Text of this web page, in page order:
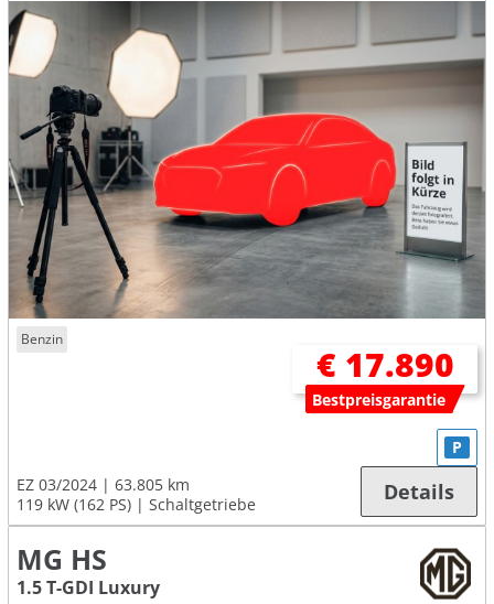
Benzin
€ 17.890
Bestpreisgarantie
EZ 03/2024
63.805 km
119 kW (162 PS)
Schaltgetriebe
P
Details
MG HS
1.5 T-GDI Luxury